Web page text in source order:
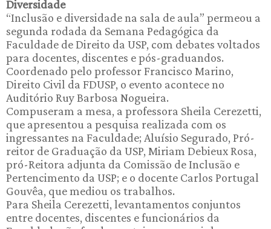
Diversidade
“Inclusão e diversidade na sala de aula” permeou a
segunda rodada da Semana Pedagógica da
Faculdade de Direito da USP, com debates voltados
para docentes, discentes e pós-graduandos.
Coordenado pelo professor Francisco Marino,
Direito Civil da FDUSP, o evento acontece no
Auditório Ruy Barbosa Nogueira.
Compuseram a mesa, a professora Sheila Cerezetti,
que apresentou a pesquisa realizada com os
ingressantes na Faculdade; Aluísio Segurado, Pró-
reitor de Graduação da USP, Miriam Debieux Rosa,
pró-Reitora adjunta da Comissão de Inclusão e
Pertencimento da USP; e o docente Carlos Portugal
Gouvêa, que mediou os trabalhos.
Para Sheila Cerezetti, levantamentos conjuntos
entre docentes, discentes e funcionários da